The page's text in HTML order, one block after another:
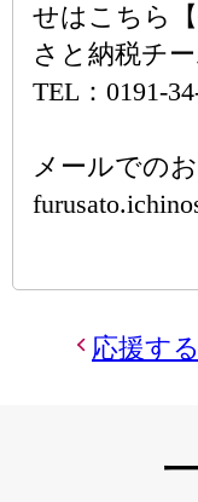
せはこちら
さと納税チ
TEL：0191-
メールでの
応援す